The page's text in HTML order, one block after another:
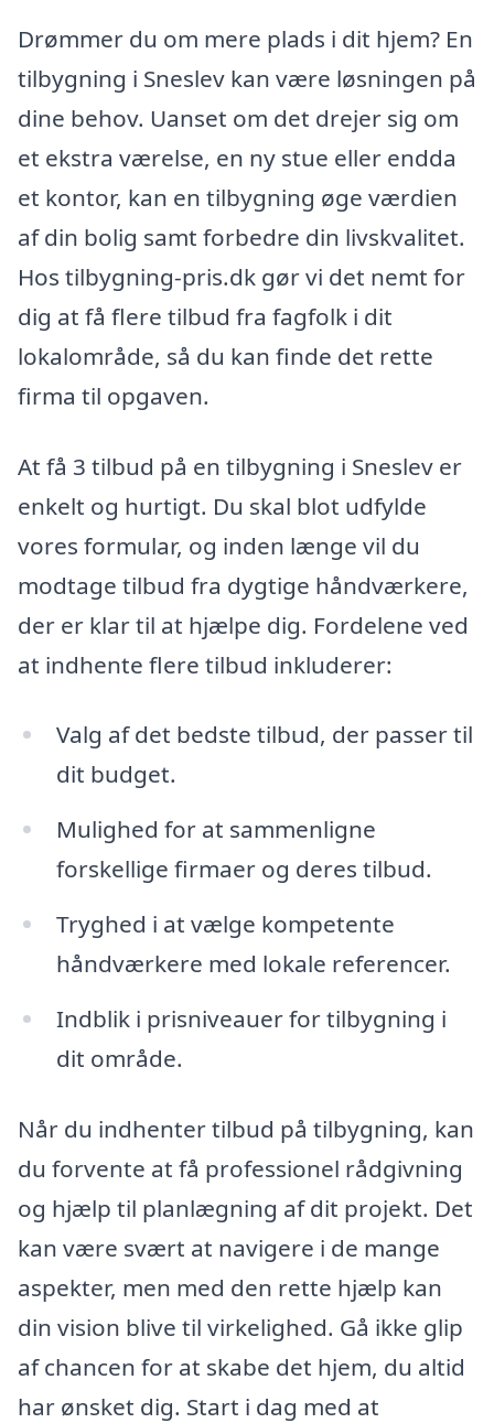
Drømmer du om mere plads i dit hjem? En
tilbygning i Sneslev kan være løsningen på
dine behov. Uanset om det drejer sig om
et ekstra værelse, en ny stue eller endda
et kontor, kan en tilbygning øge værdien
af din bolig samt forbedre din livskvalitet.
Hos tilbygning-pris.dk gør vi det nemt for
dig at få flere tilbud fra fagfolk i dit
lokalområde, så du kan finde det rette
firma til opgaven.
At få 3 tilbud på en tilbygning i Sneslev er
enkelt og hurtigt. Du skal blot udfylde
vores formular, og inden længe vil du
modtage tilbud fra dygtige håndværkere,
der er klar til at hjælpe dig. Fordelene ved
at indhente flere tilbud inkluderer:
Valg af det bedste tilbud, der passer til
dit budget.
Mulighed for at sammenligne
forskellige firmaer og deres tilbud.
Tryghed i at vælge kompetente
håndværkere med lokale referencer.
Indblik i prisniveauer for tilbygning i
dit område.
Når du indhenter tilbud på tilbygning, kan
du forvente at få professionel rådgivning
og hjælp til planlægning af dit projekt. Det
kan være svært at navigere i de mange
aspekter, men med den rette hjælp kan
din vision blive til virkelighed. Gå ikke glip
af chancen for at skabe det hjem, du altid
har ønsket dig. Start i dag med at